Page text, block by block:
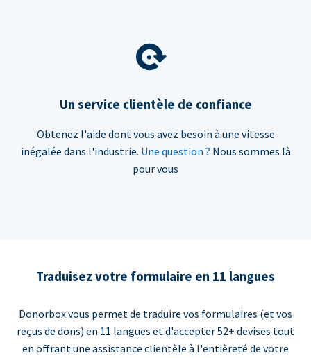
Un service clientèle de confiance
Obtenez l'aide dont vous avez besoin à une vitesse
inégalée dans l'industrie. Une question ? Nous sommes là
pour vous
Traduisez votre formulaire en 11 langues
Donorbox vous permet de traduire vos formulaires (et vos
reçus de dons) en 11 langues et d'accepter 52+ devises tout
en offrant une assistance clientèle à l'entièreté de votre